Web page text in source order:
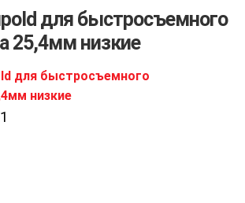
для быстросъемного
25,4мм низкие